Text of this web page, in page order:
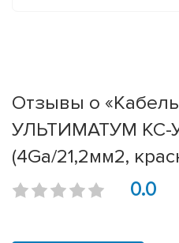
Отзывы о
УЛЬТИМАТУМ КС-
(4Ga/21,2мм2,
0.0